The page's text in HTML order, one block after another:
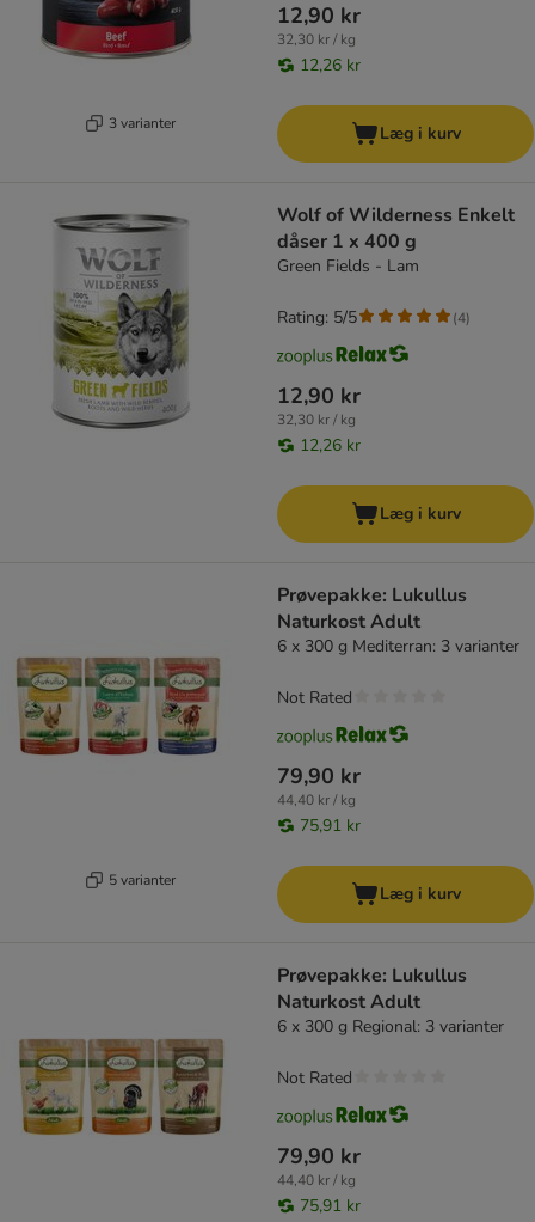
3 varianter
12,90 kr
32,30 kr / kg
12,26 kr
Læg i kurv
Wolf of Wilderness Enkelt
dåser 1 x 400 g
Green Fields - Lam
12,90 kr
32,30 kr / kg
12,26 kr
Rating: 5/5 (4)
Læg i kurv
5 varianter
Prøvepakke: Lukullus
Naturkost Adult
6 x 300 g Mediterran: 3 varianter
79,90 kr
44,40 kr / kg
75,91 kr
Not Rated
Læg i kurv
Prøvepakke: Lukullus
Naturkost Adult
6 x 300 g Regional: 3 varianter
79,90 kr
44,40 kr / kg
75,91 kr
Not Rated